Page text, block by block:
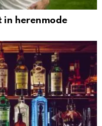
in herenmode